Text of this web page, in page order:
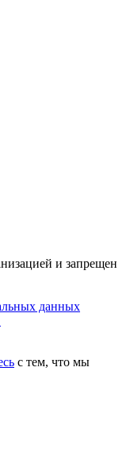
и запрещен
данных
с тем, что мы